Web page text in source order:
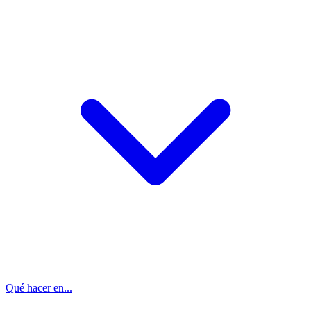
Qué hacer en...